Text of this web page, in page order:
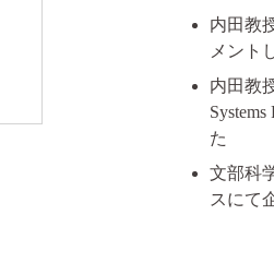
内田教
メント
内田教
た
文部科
スにて